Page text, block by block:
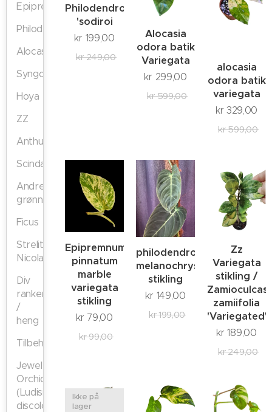
Epipremnum
Philodendron
Alocasia
Syngonium
Hoya
ZZ
Anthurium
Scindapsus
Andre
grønnplanter
Ficus
Strelitzia
Nicolai
Div
ranker
/
heng
Tilbehør
Jewel
Orchid
(Ludisia
discolor)
Philodendron
'sodiroi
kr 199,00
kr249,00
Alocasia
odora batik
Variegata
kr 299,00
kr599,00
alocasia
odora batik
variegata
kr 329,00
kr599,00
Epipremnum
pinnatum
marble
variegata
stikling
kr 79,00
kr99,00
philodendron
melanochrysum
stikling
kr 149,00
kr199,00
Zz
Variegata
stikling /
Zamioculcas
zamiifolia
'Variegated'
kr189,00
kr249,00
Ikke på
lager